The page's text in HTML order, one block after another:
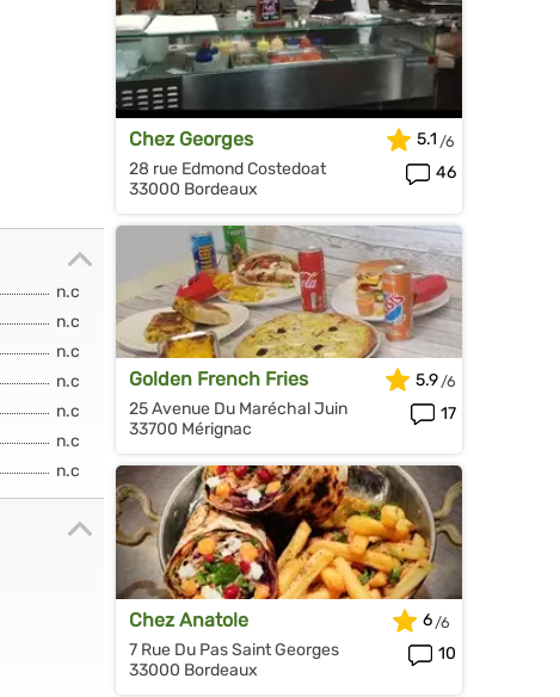
n.c
n.c
n.c
n.c
n.c
n.c
n.c
Chez Georges
28 rue Edmond Costedoat
33000 Bordeaux
5.1
46
Golden French Fries
25 Avenue Du Maréchal Juin
33700 Mérignac
5.9
17
Chez Anatole
7 Rue Du Pas Saint Georges
33000 Bordeaux
6
10